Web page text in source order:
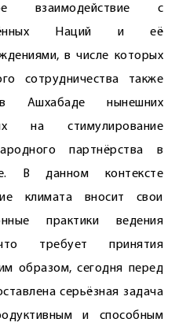
взаимодействие с
Наций и её
в числе которых
сотрудничества также
Ашхабаде нынешних
на стимулирование
партнёрства в
В данном контексте
климата вносит свои
практики ведения
требует принятия
образом, сегодня перед
серьёзная задача
и способным